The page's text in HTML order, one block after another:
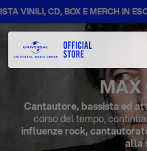
VINILI, CD, BOX E MERCH IN
MAX
Cantautore, bassista ed
corso del tempo,
influenze rock,
alla